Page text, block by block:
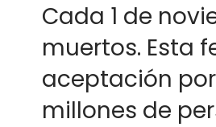
Cada 1 de
muertos. Esta
aceptación
millones de